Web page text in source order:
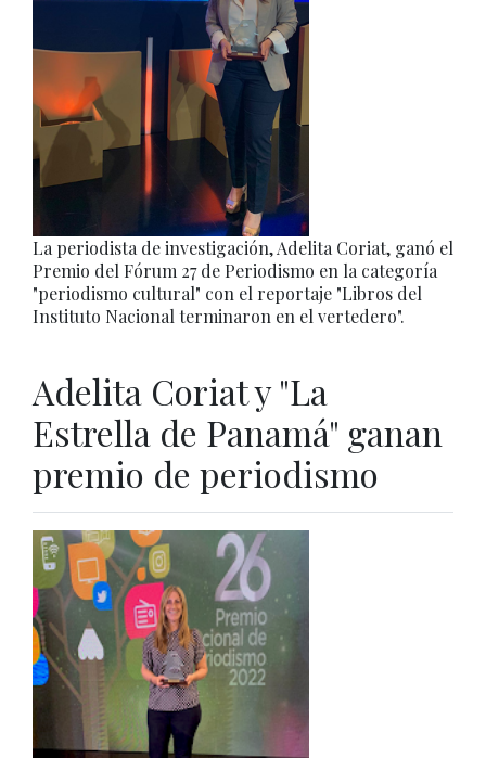
La periodista de investigación, Adelita Coriat, ganó el
Premio del Fórum 27 de Periodismo en la categoría
"periodismo cultural" con el reportaje "Libros del
Instituto Nacional terminaron en el vertedero".
Adelita Coriat y "La
Estrella de Panamá" ganan
premio de periodismo